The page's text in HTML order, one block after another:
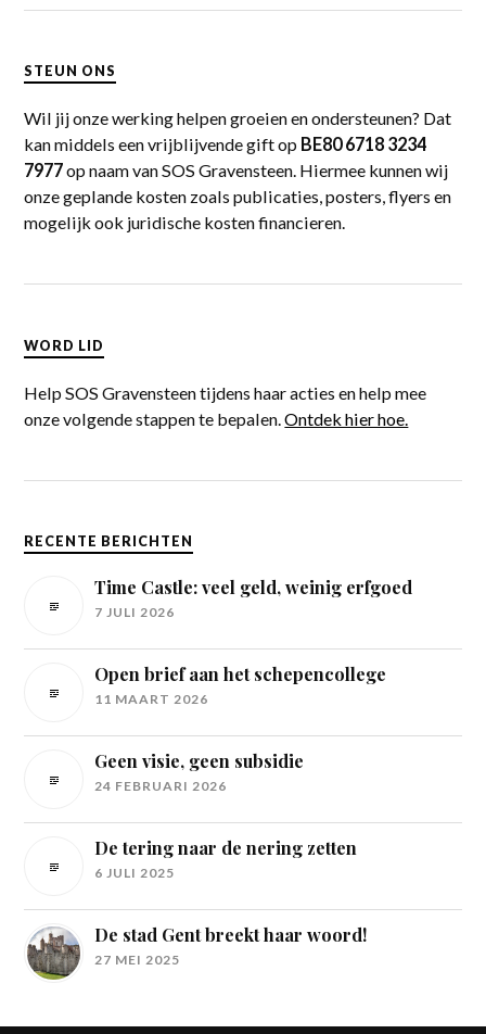
STEUN ONS
Wil jij onze werking helpen groeien en ondersteunen? Dat
kan middels een vrijblijvende gift op BE80 6718 3234
7977op naam van SOS Gravensteen. Hiermee kunnen wij
onze geplande kosten zoals publicaties, posters, flyers en
mogelijk ook juridische kosten financieren.
WORD LID
Help SOS Gravensteen tijdens haar acties en help mee
onze volgende stappen te bepalen.Ontdek hier hoe.
RECENTE BERICHTEN
Time Castle: veel geld, weinig erfgoed
7 JULI 2026
Open brief aan het schepencollege
11 MAART 2026
Geen visie, geen subsidie
24 FEBRUARI 2026
De tering naar de nering zetten
6 JULI 2025
De stad Gent breekt haar woord!
27 MEI 2025